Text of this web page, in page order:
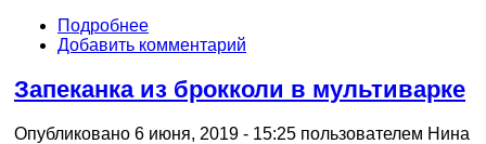
Подробнее
Добавить комментарий
Запеканка из брокколи в мультиварке
Опубликовано 6 июня, 2019 - 15:25 пользователем Нина